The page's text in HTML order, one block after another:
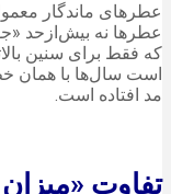
عطرهای ماندگار
عطرها نه بیش‌ازحد
که فقط برای سنین
است سال‌ها با همان
مد افتاده است.
تفاوت